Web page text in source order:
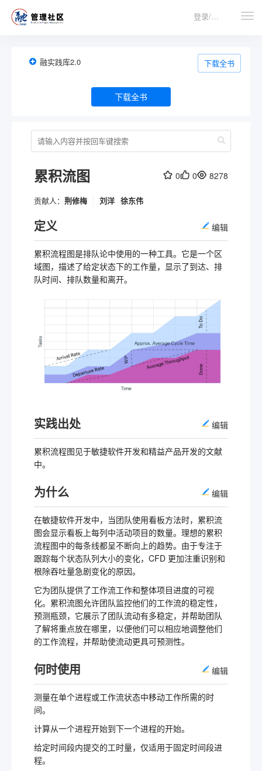
登录/注册
下载全书
融实践库2.0
下载全书
累积流图 0 0 8278
贡献人： 荆修梅 刘洋 徐东伟
定义 编辑
累积流程图是排队论中使用的一种工具。它是一个区
域图，描述了给定状态下的工作量，显示了到达、排
队时间、排队数量和离开。
实践出处 编辑
累积流程图见于敏捷软件开发和精益产品开发的文献
中。
为什么 编辑
在敏捷软件开发中，当团队使用看板方法时，累积流
图会显示看板上每列中活动项目的数量。理想的累积
流程图中的每条线都呈不断向上的趋势。由于专注于
跟踪每个状态队列大小的变化，CFD 更加注重识别和
根除吞吐量急剧变化的原因。
它为团队提供了工作流工作和整体项目进度的可视
化。累积流图允许团队监控他们的工作流的稳定性，
预测瓶颈，它展示了团队流动有多稳定，并帮助团队
了解将重点放在哪里，以便他们可以相应地调整他们
的工作流程，并帮助使流动更具可预测性。
何时使用 编辑
测量在单个进程或工作流状态中移动工作所需的时
间。
计算从一个进程开始到下一个进程的开始。
给定时间段内提交的工时量，仅适用于固定时间段进
程。